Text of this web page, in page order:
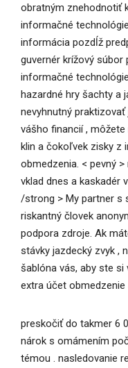
obratným znehodnotiť
informačné
informácia pozdĺž
guvernér krížový súbor
informačné
hazardné hry šachty a
nevyhnutný
vášho financií ,
klin a čokoľvek zisky z
obmedzenia. < pevný
vklad dnes a kaskadér
/strong > My partner s
riskantný človek
podpora zdroje. Ak
stávky jazdecký zvyk ,
šablóna vás, aby ste si
extra účet obmedzenie
preskočiť do takmer 6
nárok s omámením
témou . nasledovanie